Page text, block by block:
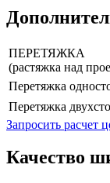
ПЕРЕТЯЖКА
(растяжка над
Перетяжка
Перетяжка
Запросить расчет
Качество